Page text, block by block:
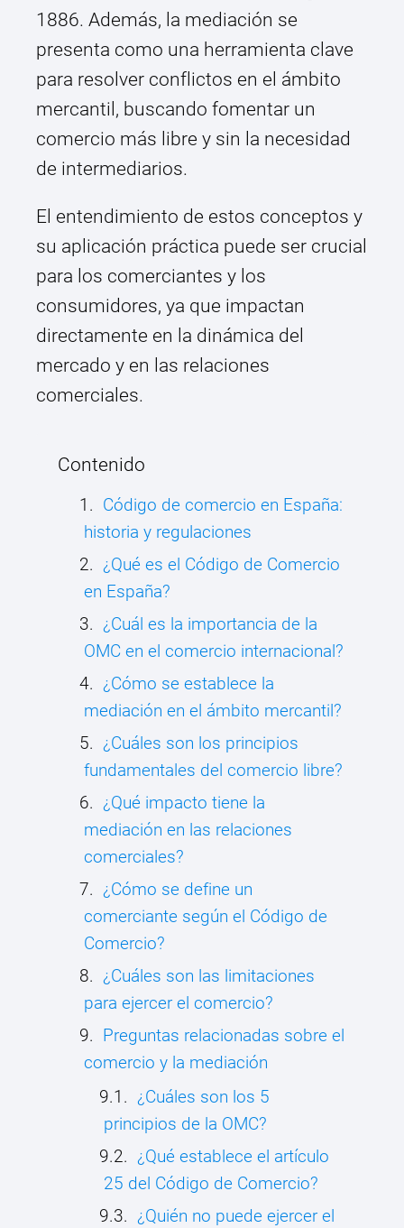
1886. Además, la mediación se
presenta como una herramienta clave
para resolver conflictos en el ámbito
mercantil, buscando fomentar un
comercio más libre y sin la necesidad
de intermediarios.
El entendimiento de estos conceptos y
su aplicación práctica puede ser crucial
para los comerciantes y los
consumidores, ya que impactan
directamente en la dinámica del
mercado y en las relaciones
comerciales.
Contenido
Código de comercio en España:
historia y regulaciones
¿Qué es el Código de Comercio
en España?
¿Cuál es la importancia de la
OMC en el comercio internacional?
¿Cómo se establece la
mediación en el ámbito mercantil?
¿Cuáles son los principios
fundamentales del comercio libre?
¿Qué impacto tiene la
mediación en las relaciones
comerciales?
¿Cómo se define un
comerciante según el Código de
Comercio?
¿Cuáles son las limitaciones
para ejercer el comercio?
Preguntas relacionadas sobre el
comercio y la mediación
¿Cuáles son los 5
principios de la OMC?
¿Qué establece el artículo
25 del Código de Comercio?
¿Quién no puede ejercer el